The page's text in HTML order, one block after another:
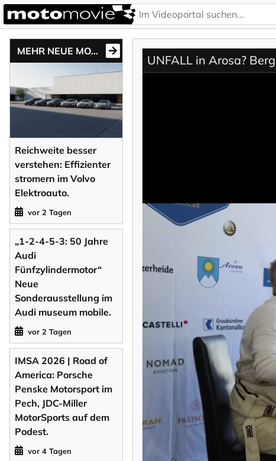
MEHR NEUE MOTONEWS
Reichweite besser
verstehen: Effizienter
stromern im Volvo
Elektroauto.
vor 2 Tagen
„1-2-4-5-3: 50 Jahre
Audi
Fünfzylindermotor“
Neue
Sonderausstellung im
Audi museum mobile.
vor 2 Tagen
IMSA 2026 | Road of
America: Porsche
Penske Motorsport im
Pech, JDC-Miller
MotorSports auf dem
Podest.
vor 4 Tagen
UNFALL in Arosa?